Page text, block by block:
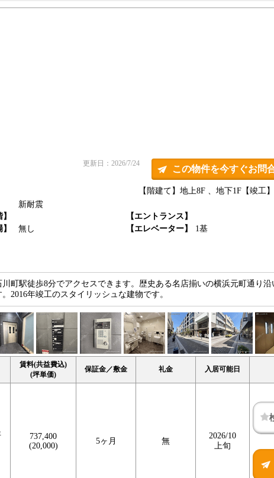
更新日：2026/7/24
この物件を今すぐお問
【竣工
【階建て】地上8F 、地下1F
新耐震
【エントランス】
無し 【エレベーター】 1基
町駅徒歩8分でアクセスできます。歴史ある名店揃いの横浜元町通り沿
2016年竣工のスタイリッシュな建物です。
賃料(共益費込)
(坪単価)
保証金／敷金 礼金 入居可能日
737,400
(20,000)
5ヶ月 無
2026/10
上旬